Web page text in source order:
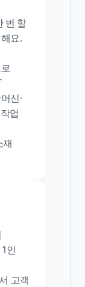
번 할
요.
신·
업
인
고객